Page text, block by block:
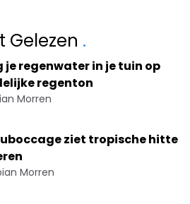
Gelezen .
je regenwater in je tuin op
regenton
Morren
ziet tropische hitte
Morren